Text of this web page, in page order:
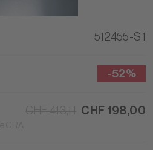
512455-S1
-52%
CHF 198,00